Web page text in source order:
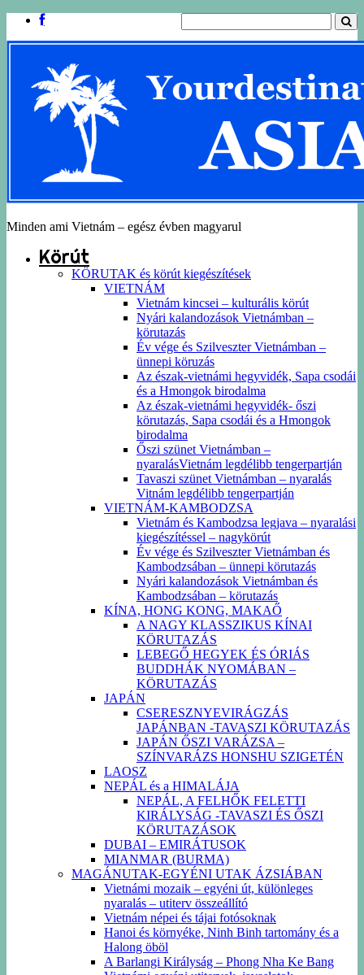
Minden ami Vietnám – egész évben magyarul
Körút
KÖRUTAK és körút kiegészítések
VIETNÁM
Vietnám kincsei – kulturális körút
Nyári kalandozások Vietnámban –
körutazás
Év vége és Szilveszter Vietnámban –
ünnepi köruzás
Az észak-vietnámi hegyvidék, Sapa csodái
és a Hmongok birodalma
Az észak-vietnámi hegyvidék- őszi
körutazás, Sapa csodái és a Hmongok
birodalma
Őszi szünet Vietnámban –
nyaralásVietnám legdélibb tengerpartján
Tavaszi szünet Vietnámban – nyaralás
Vitnám legdélibb tengerpartján
VIETNÁM-KAMBODZSA
Vietnám és Kambodzsa legjava – nyaralási
kiegészítéssel – nagykörút
Év vége és Szilveszter Vietnámban és
Kambodzsában – ünnepi körutazás
Nyári kalandozások Vietnámban és
Kambodzsában – körutazás
KÍNA, HONG KONG, MAKAŐ
A NAGY KLASSZIKUS KÍNAI
KÖRUTAZÁS
LEBEGŐ HEGYEK ÉS ÓRIÁS
BUDDHÁK NYOMÁBAN –
KÖRUTAZÁS
JAPÁN
CSERESZNYEVIRÁGZÁS
JAPÁNBAN -TAVASZI KÖRUTAZÁS
JAPÁN ŐSZI VARÁZSA –
SZÍNVARÁZS HONSHU SZIGETÉN
LAOSZ
NEPÁL és a HIMALÁJA
NEPÁL, A FELHŐK FELETTI
KIRÁLYSÁG -TAVASZI ÉS ŐSZI
KÖRUTAZÁSOK
DUBAI – EMIRÁTUSOK
MIANMAR (BURMA)
MAGÁNUTAK-EGYÉNI UTAK ÁZSIÁBAN
Vietnámi mozaik – egyéni út, különleges
nyaralás – utiterv összeállító
Vietnám népei és tájai fotósoknak
Hanoi és környéke, Ninh Binh tartomány és a
Halong öböl
A Barlangi Királyság – Phong Nha Ke Bang